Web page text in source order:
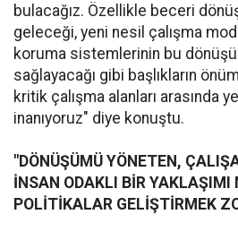
bulacağız. Özellikle beceri
geleceği, yeni nesil çalışma
koruma sistemlerinin bu
sağlayacağı gibi başlıkların
kritik çalışma alanları arasında
inanıyoruz" diye konuştu.
"DÖNÜŞÜMÜ YÖNETEN,
İNSAN ODAKLI BİR YAKLAŞIMI
POLİTİKALAR GELİŞTİRMEK